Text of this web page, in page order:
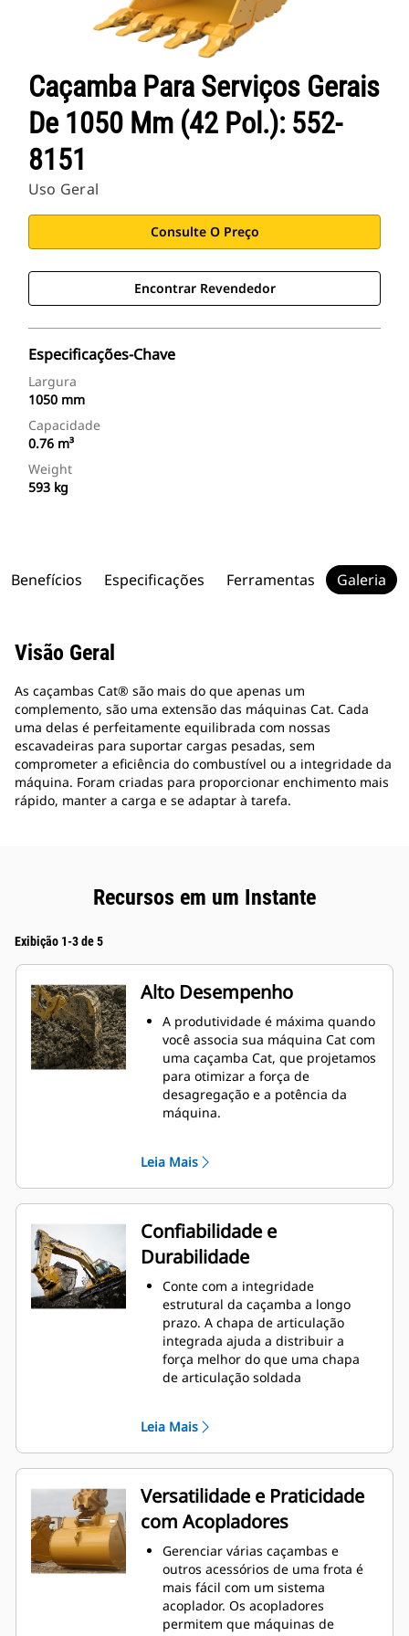
Caçamba Para Serviços Gerais
De 1050 Mm (42 Pol.): 552-
8151
Uso Geral
Consulte O Preço
Encontrar Revendedor
Especificações-Chave
Largura
1050 mm
Capacidade
0.76 m³
Weight
593 kg
Benefícios Especificações Ferramentas Galeria
Visão Geral
As caçambas Cat® são mais do que apenas um
complemento, são uma extensão das máquinas Cat. Cada
uma delas é perfeitamente equilibrada com nossas
escavadeiras para suportar cargas pesadas, sem
comprometer a eficiência do combustível ou a integridade da
máquina. Foram criadas para proporcionar enchimento mais
rápido, manter a carga e se adaptar à tarefa.
Recursos em um Instante
Exibição 1-3 de 5
Alto Desempenho
A produtividade é máxima quando
você associa sua máquina Cat com
uma caçamba Cat, que projetamos
para otimizar a força de
desagregação e a potência da
máquina.
na caçamba. A folga maior do
braço de apoio garante que o
fundo da caçamba não seja
arrastado, reduzindo os custos de
manutenção.
O consumo de combustível atinge
o nível máximo durante a
escavação. As caçambas Cat foram
desenvolvidas para cortar
materiais rapidamente e
aprimorar a eficiência operacional
total da máquina.
Carregue mais material em menos
laterais da caçamba mantêm a
Leia Mais
Confiabilidade e
Durabilidade
Conte com a integridade
estrutural da caçamba a longo
prazo. A chapa de articulação
integrada ajuda a distribuir a
força melhor do que uma chapa
de articulação soldada
alta resistência, especialmente em
áreas que se desgastam muito
Proteja as áreas de grande
desgaste da caçamba que têm
contato com a maioria dos
materiais com as Ferramentas de
Penetração no Solo (GET, Ground
Engaging Tools) Cat
Obtenha maior produção em
aplicações complexas, penetração
mais fácil em pilhas e tempos de
Leia Mais
Versatilidade e Praticidade
com Acopladores
Gerenciar várias caçambas e
outros acessórios de uma frota é
mais fácil com um sistema
acoplador. Os acopladores
permitem que máquinas de